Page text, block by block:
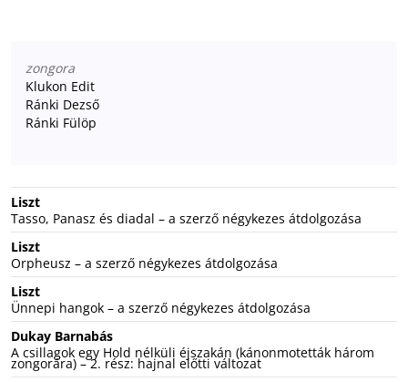
zongora
Klukon Edit
Ránki Dezső
Ránki Fülöp
Liszt
Tasso, Panasz és diadal – a szerző négykezes átdolgozása
Liszt
Orpheusz – a szerző négykezes átdolgozása
Liszt
Ünnepi hangok – a szerző négykezes átdolgozása
Dukay Barnabás
A csillagok egy Hold nélküli éjszakán (kánonmotetták három
zongorára) – 2. rész: hajnal előtti változat